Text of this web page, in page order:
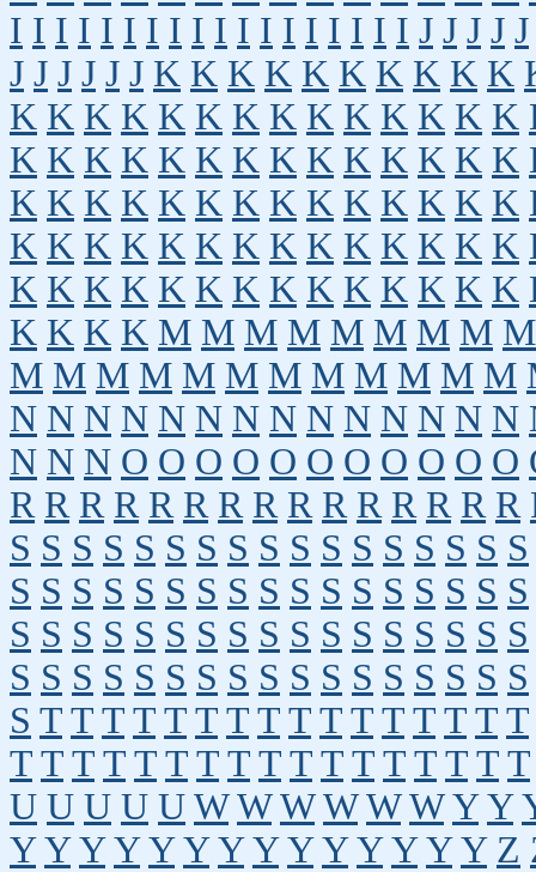
I I I I I I I I I I I I I I I I I I J J J J J
J J J J J J K K K K K K K K K K
K K K K K K K K K K K K K K
K K K K K K K K K K K K K K
K K K K K K K K K K K K K K
K K K K K K K K K K K K K K
K K K K K K K K K K K K K K
K K K K M M M M M M M M M
M M M M M M M M M M M M
N N N N N N N N N N N N N N
N N N O O O O O O O O O O O
R R R R R R R R R R R R R R R
S S S S S S S S S S S S S S S S S
S S S S S S S S S S S S S S S S S
S S S S S S S S S S S S S S S S S
S S S S S S S S S S S S S S S S S
S T T T T T T T T T T T T T T T T
T T T T T T T T T T T T T T T T T
U U U U U W W W W W W Y Y
Y Y Y Y Y Y Y Y Y Y Y Y Y Y Z